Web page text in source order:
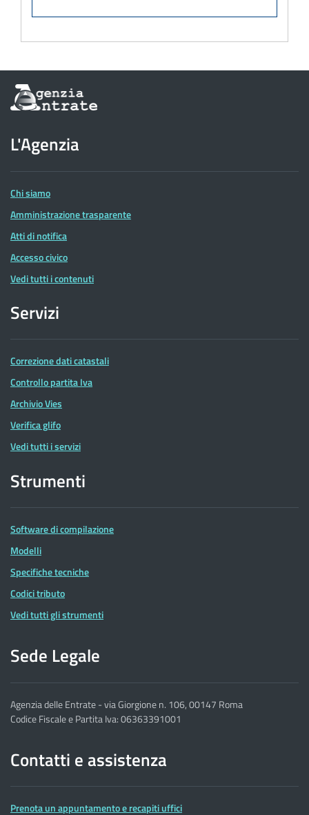
Informazioni
sul
dell'Agenzia
delle
Entrate
L'Agenzia
Chi siamo
Amministrazione trasparente
Atti di notifica
Accesso civico
Vedi tutti i contenuti
Servizi
Correzione dati catastali
Controllo partita Iva
Archivio Vies
Verifica glifo
Vedi tutti i servizi
Strumenti
Software di compilazione
Modelli
Specifiche tecniche
Codici tributo
Vedi tutti gli strumenti
Sede Legale
Agenzia delle Entrate - via Giorgione n. 106, 00147 Roma
Codice Fiscale e Partita Iva: 06363391001
Contatti e assistenza
Prenota un appuntamento e recapiti uffici